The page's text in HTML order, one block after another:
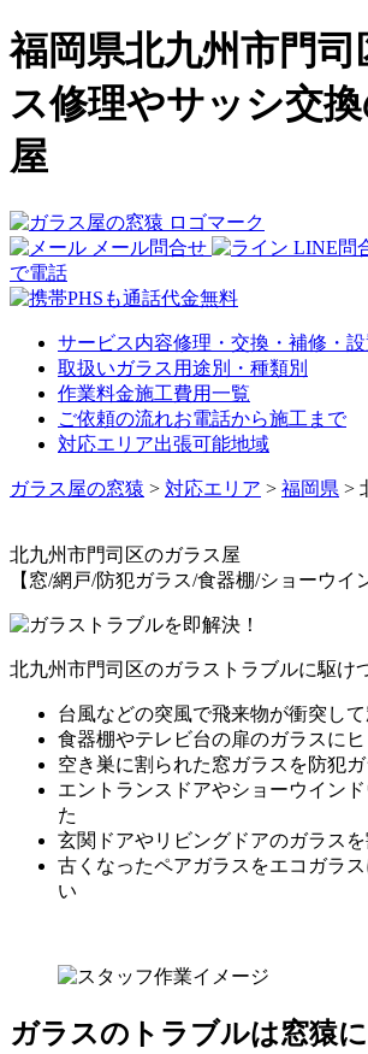
福岡県北九州市門司
ス修理やサッシ交
屋
メール問合せ LINE問
で電話
サービス内容修理・交換・補修・設
取扱いガラス 用途別・種類別
作業料金施工費用一覧
ご依頼の流れお電話から施工まで
対応エリア出張可能地域
ガラス屋の窓猿 > 対応エリア > 福岡県 >
北九州市門司区のガラス屋
【窓/網戸/防犯ガラス/食器棚/ショーウイ
北九州市門司区のガラストラブルに駆け
台風などの突風で飛来物が衝突し
食器棚やテレビ台の扉のガラスに
空き巣に割られた窓ガラスを防犯
エントランスドアやショーウイン
た
玄関ドアやリビングドアのガラス
古くなったペアガラスをエコガラ
い
ガラスのトラブルは窓猿